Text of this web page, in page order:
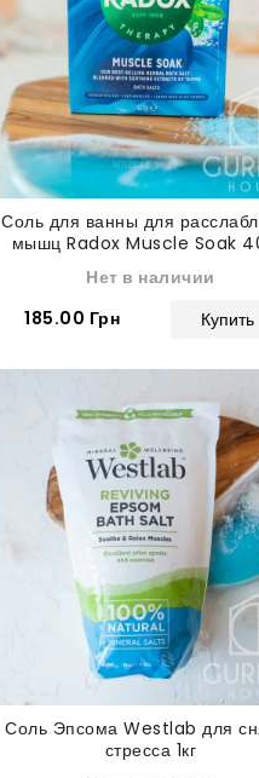
Соль для ванны для
мышц Radox Muscle Soak
Нет в наличии
185.00 Грн
Купить
Соль Эпсома Westlab для
стресса 1кг